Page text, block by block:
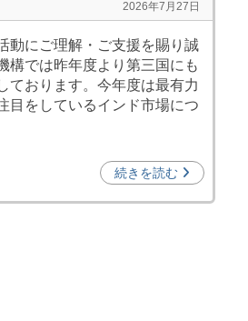
2026年7月27日
にご理解・ご支援を賜り誠
構では昨年度より第三国にも
ております。今年度は最有力
目をしているインド市場につ
続きを読む